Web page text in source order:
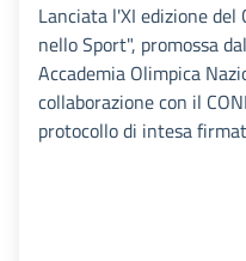
Lanciata l'XI edizione del
nello Sport", promossa
Accademia Olimpica
collaborazione con il
protocollo di intesa